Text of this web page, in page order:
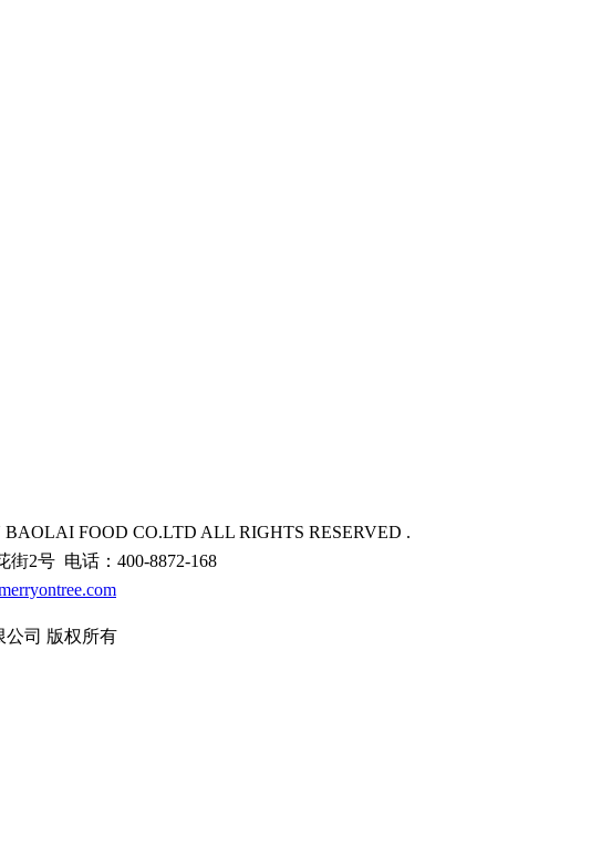
FOOD CO.LTD ALL RIGHTS RESERVED .
2号 电话：400-8872-168
公司 版权所有